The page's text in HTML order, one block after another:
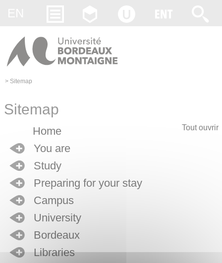
> Sitemap
Sitemap
Tout ouvrir
Home
You are
Study
Preparing for your stay
Campus
University
Bordeaux
Libraries